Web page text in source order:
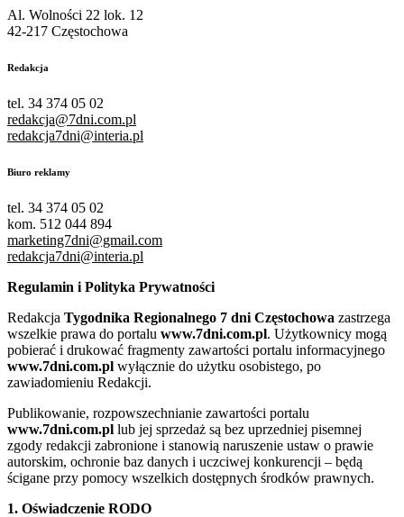
Al. Wolności 22 lok. 12
42-217 Częstochowa
Redakcja
tel. 34 374 05 02
redakcja@7dni.com.pl
redakcja7dni@interia.pl
Biuro reklamy
tel. 34 374 05 02
kom. 512 044 894
marketing7dni@gmail.com
redakcja7dni@interia.pl
Regulamin i Polityka Prywatności
Redakcja Tygodnika Regionalnego 7 dni Częstochowa zastrzega
wszelkie prawa do portalu www.7dni.com.pl. Użytkownicy mogą
pobierać i drukować fragmenty zawartości portalu informacyjnego
www.7dni.com.pl wyłącznie do użytku osobistego, po
zawiadomieniu Redakcji.
Publikowanie, rozpowszechnianie zawartości portalu
www.7dni.com.pl lub jej sprzedaż są bez uprzedniej pisemnej
zgody redakcji zabronione i stanowią naruszenie ustaw o prawie
autorskim, ochronie baz danych i uczciwej konkurencji – będą
ścigane przy pomocy wszelkich dostępnych środków prawnych.
1. Oświadczenie RODO